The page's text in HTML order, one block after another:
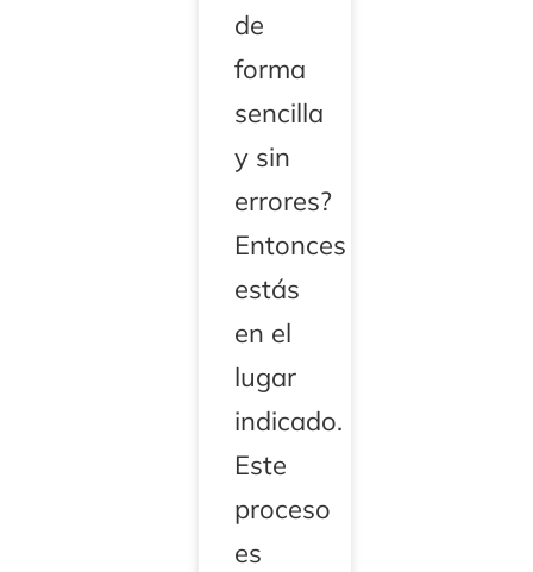
de
forma
sencilla
y sin
errores?
Entonces
estás
en el
lugar
indicado.
Este
proceso
es